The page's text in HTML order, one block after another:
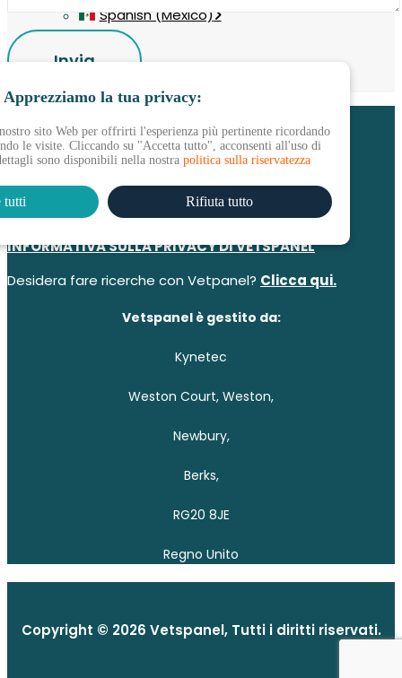
Spanish (Mexico)
Collegamenti utili:
Contatti
Domande frequenti
INFORMATIVA SULLA PRIVACY DI VETSPANEL
Desidera fare ricerche con Vetpanel? Clicca qui.
Vetspanel è gestito da:
Kynetec
Weston Court, Weston,
Newbury,
Berks,
RG20 8JE
Regno Unito
Copyright © 2026 Vetspanel, Tutti i diritti riservati.
Apprezziamo la tua privacy:
sito Web per offrirti l'esperienza più pertinente ricordando
le visite. Cliccando su "Accetta tutto", acconsenti all'uso di
sono disponibili nella nostra politica sulla riservatezza
tutti Rifiuta tutto